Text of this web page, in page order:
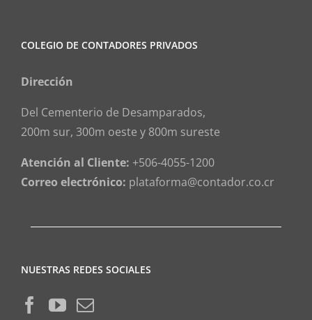
COLEGIO DE CONTADORES PRIVADOS
Dirección
Del Cementerio de Desamparados,
200m sur, 300m oeste y 800m sureste
Atención al Cliente: +506-4055-1200
Correo electrónico: plataforma@contador.co.cr
NUESTRAS REDES SOCIALES